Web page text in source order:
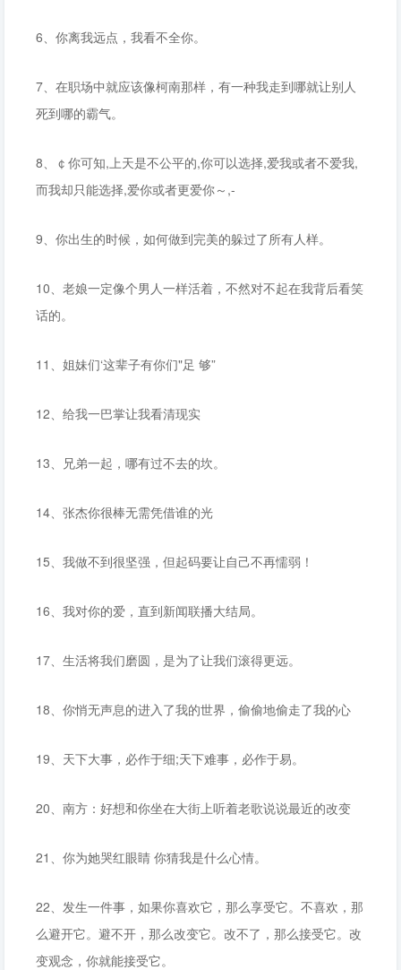
6、你离我远点，我看不全你。
7、在职场中就应该像柯南那样，有一种我走到哪就让别人
死到哪的霸气。
8、￠你可知,上天是不公平的,你可以选择,爱我或者不爱我,
而我却只能选择,爱你或者更爱你～,-
9、你出生的时候，如何做到完美的躲过了所有人样。
10、老娘一定像个男人一样活着，不然对不起在我背后看笑
话的。
11、姐妹们‘这辈子有你们"足 够”
12、给我一巴掌让我看清现实
13、兄弟一起，哪有过不去的坎。
14、张杰你很棒无需凭借谁的光
15、我做不到很坚强，但起码要让自己不再懦弱！
16、我对你的爱，直到新闻联播大结局。
17、生活将我们磨圆，是为了让我们滚得更远。
18、你悄无声息的进入了我的世界，偷偷地偷走了我的心
19、天下大事，必作于细;天下难事，必作于易。
20、南方：好想和你坐在大街上听着老歌说说最近的改变
21、你为她哭红眼睛 你猜我是什么心情。
22、发生一件事，如果你喜欢它，那么享受它。不喜欢，那
么避开它。避不开，那么改变它。改不了，那么接受它。改
变观念，你就能接受它。